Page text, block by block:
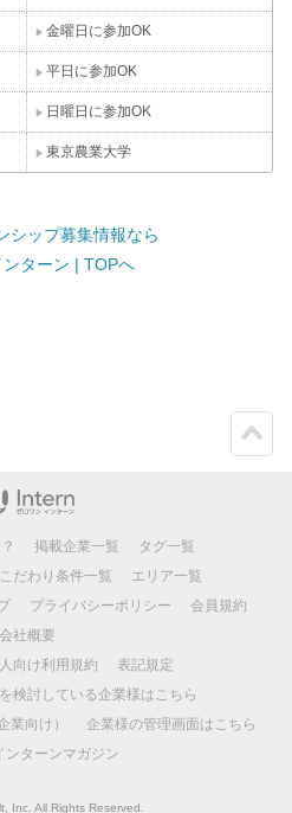
金曜日に参加OK
平日に参加OK
日曜日に参加OK
東京農業大学
シップ募集情報なら
ターン | TOPへ
掲載企業一覧
タグ一覧
こだわり条件一覧
エリア一覧
プライバシーポリシー
会員規約
会社概要
向け利用規約
表記規定
検討している企業様はこちら
業向け）
企業様の管理画面はこちら
ンターンマガジン
Inc. All Rights Reserved.